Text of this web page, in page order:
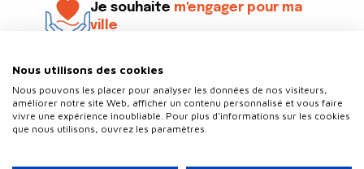
Je souhaite m'engager pour ma
ville
Nous utilisons des cookies
Nous pouvons les placer pour analyser les données de nos visiteurs,
améliorer notre site Web, afficher un contenu personnalisé et vous faire
vivre une expérience inoubliable. Pour plus d'informations sur les cookies
que nous utilisons, ouvrez les paramètres.